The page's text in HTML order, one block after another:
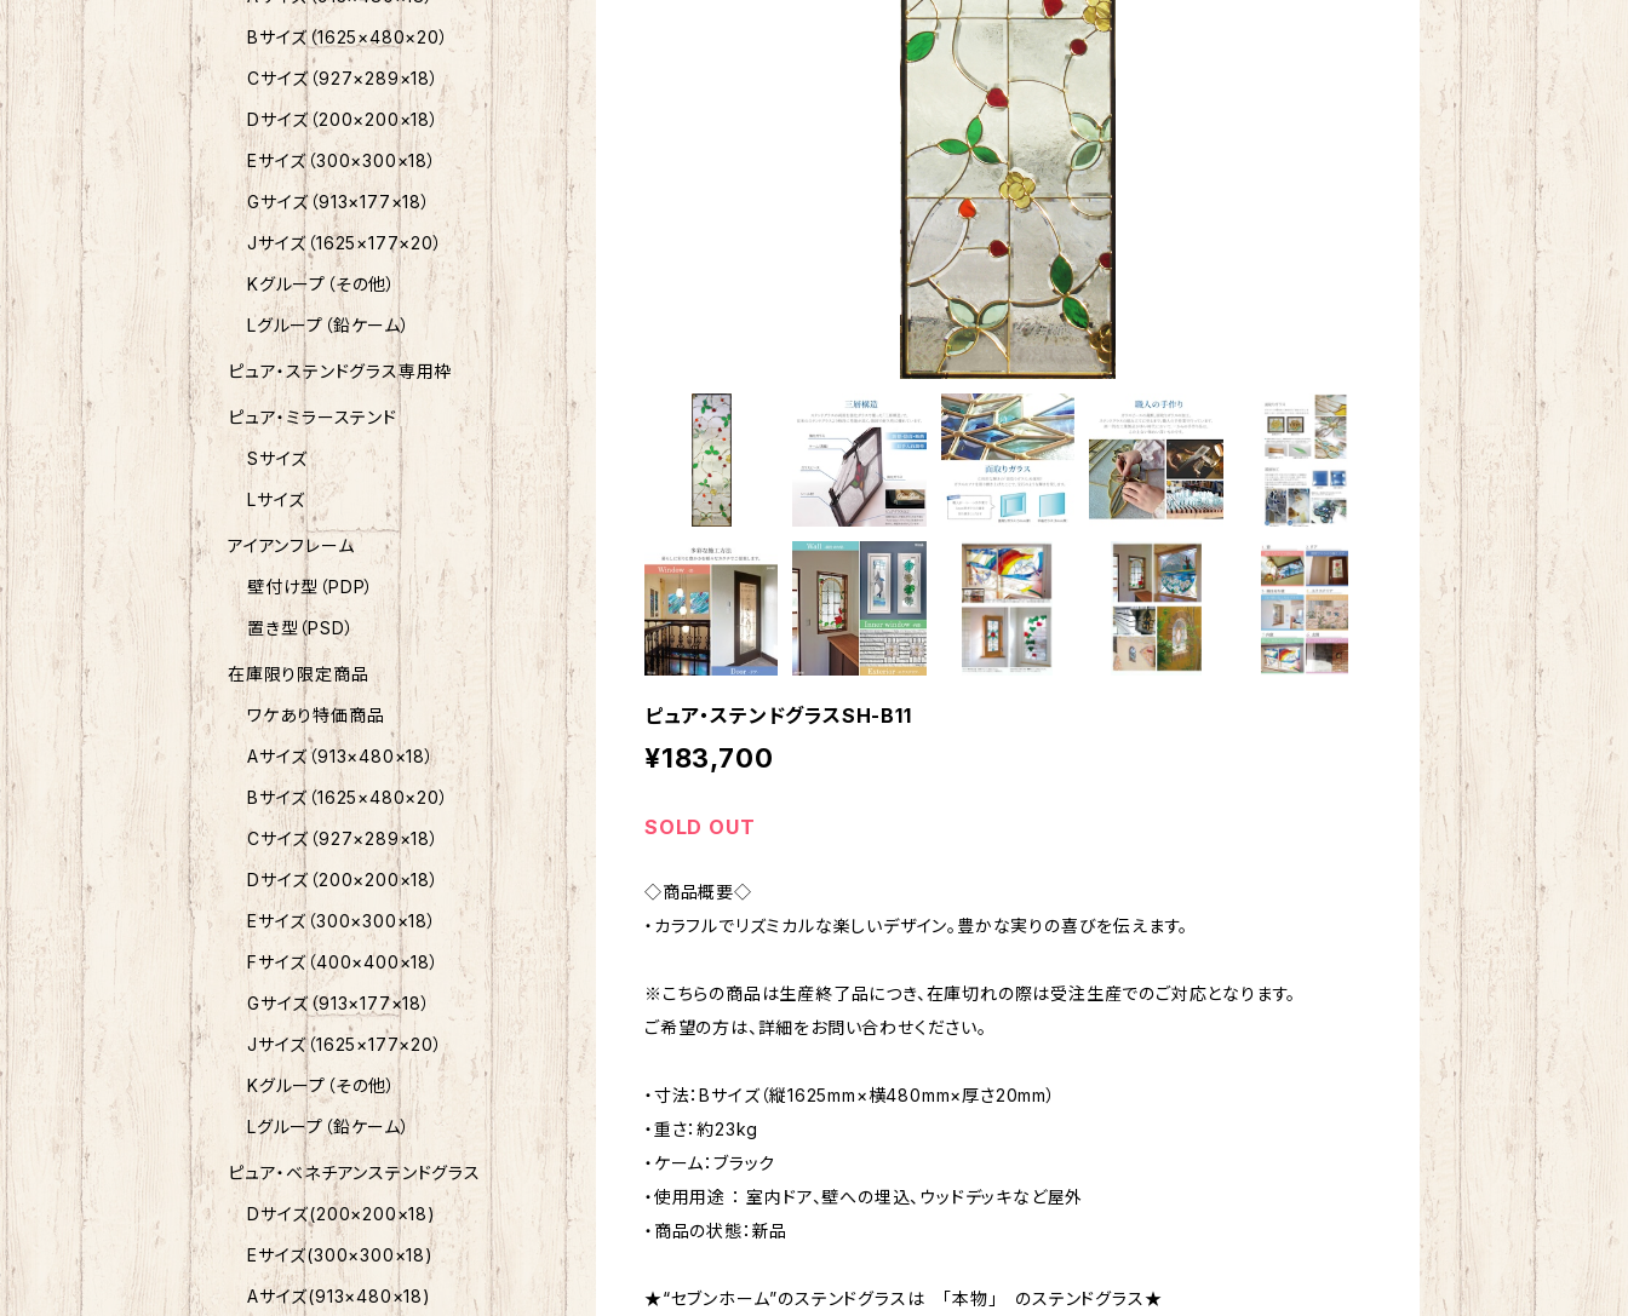
ピュア・ステンドグラスSH-B11
¥183,700
SOLD OUT
◇商品概要◇
・カラフルでリズミカルな楽しいデザイン。豊かな実りの喜びを伝えます。
※こちらの商品は生産終了品につき、在庫切れの際は受注生産でのご対応となります。
ご希望の方は、詳細をお問い合わせください。
・寸法：Bサイズ（縦1625mm×横480mm×厚さ20mm）
・重さ：約23kg
・ケーム：ブラック
・使用用途 ： 室内ドア、壁への埋込、ウッドデッキなど屋外
・商品の状態：新品
★“セブンホーム”のステンドグラスは 「本物」 のステンドグラス★
Bサイズ（1625×480×20）
Cサイズ（927×289×18）
Dサイズ（200×200×18）
Eサイズ（300×300×18）
Gサイズ（913×177×18）
Jサイズ（1625×177×20）
Kグループ（その他）
Lグループ（鉛ケーム）
ピュア・ステンドグラス専用枠
ピュア・ミラーステンド
Sサイズ
Lサイズ
アイアンフレーム
壁付け型（PDP）
置き型（PSD）
在庫限り限定商品
ワケあり特価商品
Aサイズ（913×480×18）
Bサイズ（1625×480×20）
Cサイズ（927×289×18）
Dサイズ（200×200×18）
Eサイズ（300×300×18）
Fサイズ（400×400×18）
Gサイズ（913×177×18）
Jサイズ（1625×177×20）
Kグループ（その他）
Lグループ（鉛ケーム）
ピュア・ベネチアンステンドグラス
Dサイズ(200×200×18)
Eサイズ(300×300×18)
Aサイズ(913×480×18)